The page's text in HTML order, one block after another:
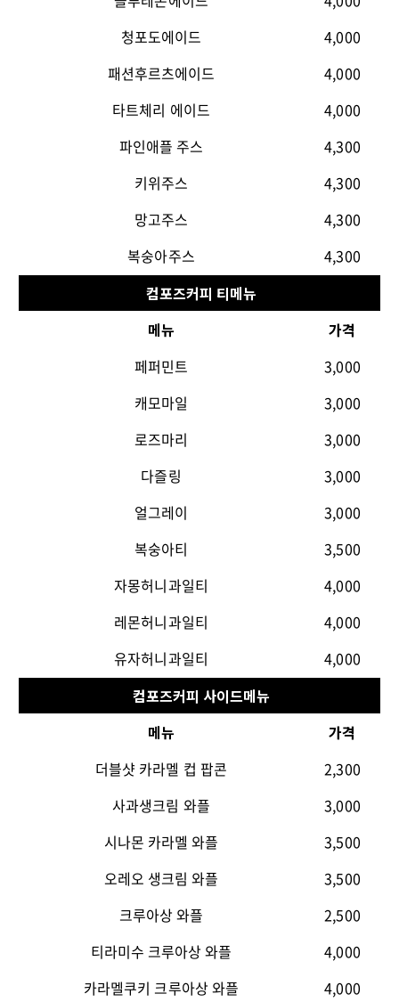
청포도에이드
4,000
패션후르츠에이드
4,000
타트체리 에이드
4,000
파인애플 주스
4,300
키위주스
4,300
망고주스
4,300
복숭아주스
4,300
컴포즈커피 티메뉴
메뉴
가격
페퍼민트
3,000
캐모마일
3,000
로즈마리
3,000
다즐링
3,000
얼그레이
3,000
복숭아티
3,500
자몽허니과일티
4,000
레몬허니과일티
4,000
유자허니과일티
4,000
컴포즈커피 사이드메뉴
메뉴
가격
더블샷 카라멜 컵 팝콘
2,300
사과생크림 와플
3,000
시나몬 카라멜 와플
3,500
오레오 생크림 와플
3,500
크루아상 와플
2,500
티라미수 크루아상 와플
4,000
카라멜쿠키 크루아상 와플
4,000